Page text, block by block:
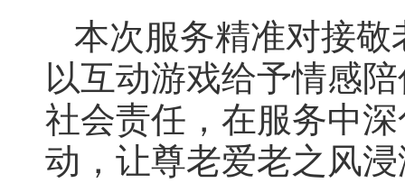
本次服务精准对接
以互动游戏给予情感
社会责任，在服务中
动，让尊老爱老之风